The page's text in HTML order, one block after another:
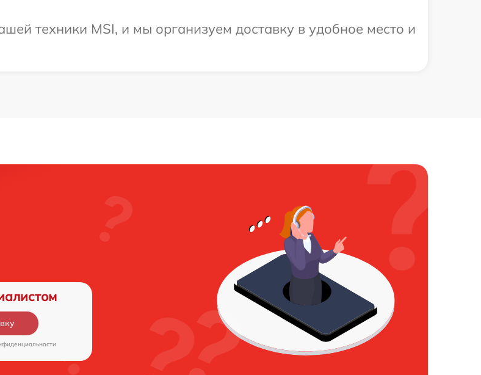
техники MSI, и мы организуем доставку в удобное место и